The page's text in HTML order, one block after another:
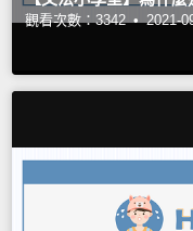
觀看次數：3342 • 2021-